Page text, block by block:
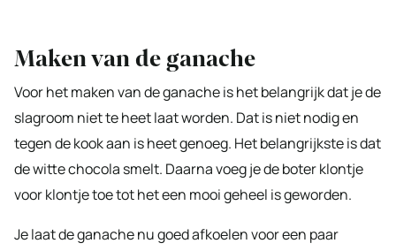
Maken van de ganache
Voor het maken van de ganache is het belangrijk dat je de
slagroom niet te heet laat worden. Dat is niet nodig en
tegen de kook aan is heet genoeg. Het belangrijkste is dat
de witte chocola smelt. Daarna voeg je de boter klontje
voor klontje toe tot het een mooi geheel is geworden.
Je laat de ganache nu goed afkoelen voor een paar